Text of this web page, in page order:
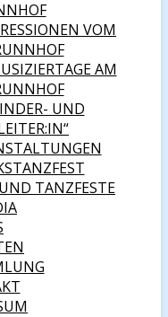
VOM
AM
UND
TANZFESTE